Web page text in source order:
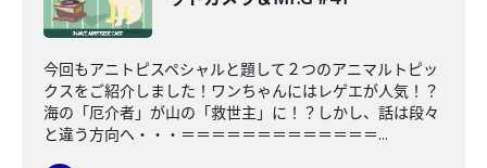
今回もアニトピスペシャルと題して２つのアニマルトピッ
クスをご紹介しました！ワンちゃんにはレゲエが人気！？
海の「厄介者」が山の「救世主」に！？しかし、話は段々
と違う方向へ・・・＝＝＝＝＝＝＝＝＝＝＝＝＝...